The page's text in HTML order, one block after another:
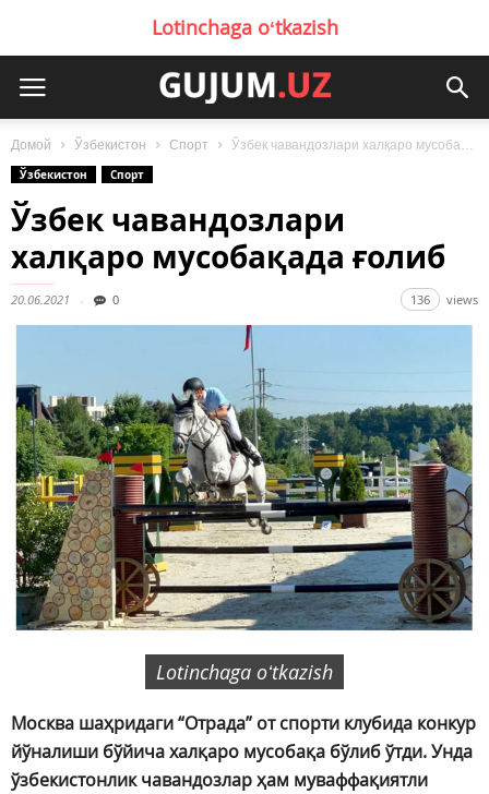
Lotinchaga oʻtkazish
Домой Ўзбекистон Спорт
Ўзбек чавандозлари халқаро мусобақада ғолиб
Ўзбекистон
Спорт
Ўзбек чавандозлари
халқаро мусобақада ғолиб
20.06.2021 0 136 views
Lotinchaga oʻtkazish
Москва шаҳридаги “Отрада” от спорти клубида конкур
йўналиши бўйича халқаро мусобақа бўлиб ўтди. Унда
ўзбекистонлик чавандозлар ҳам муваффақиятли